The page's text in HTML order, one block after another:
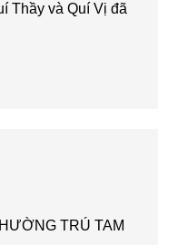
Thầy và Quí Vị đã
TRÚ TAM